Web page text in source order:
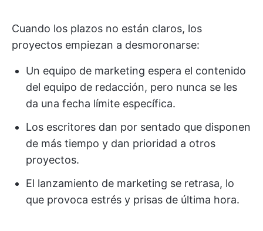
Cuando los plazos no están claros, los
proyectos empiezan a desmoronarse:
Un equipo de marketing espera el contenido
del equipo de redacción, pero nunca se les
da una fecha límite específica.
Los escritores dan por sentado que disponen
de más tiempo y dan prioridad a otros
proyectos.
El lanzamiento de marketing se retrasa, lo
que provoca estrés y prisas de última hora.